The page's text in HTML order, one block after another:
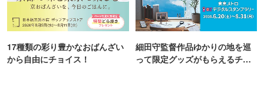
17種類の彩り豊かなおばんざい
から自由にチョイス！
細田守監督作品ゆかりの地を巡
って限定グッズがもらえるチャ